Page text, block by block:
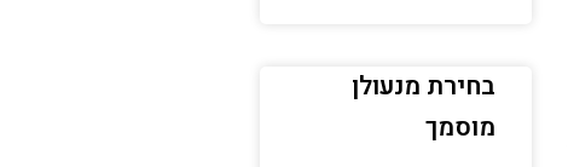
בחירת מנעולן
מוסמך